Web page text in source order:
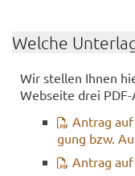
Wel­che
Wir stel­len Ihnen
Web­sei­te drei
An­trag
gung bzw.
An­trag